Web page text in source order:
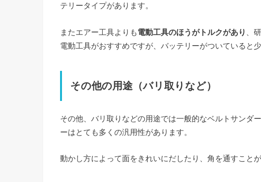
テリータイプがあります。
またエアー工具よりも電動工具のほうがトルクがあり
、
電動工具がおすすめですが、バッテリーがついていると
その他の用途（バリ取りなど）
その他、バリ取りなどの用途では一般的なベルトサンダ
ーはとても多くの汎用性があります。
動かし方によって面をきれいにだしたり、角を通すこと